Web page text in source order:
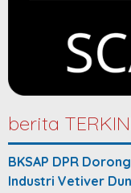
berita
BKSAP DPR
Industri Vetiver